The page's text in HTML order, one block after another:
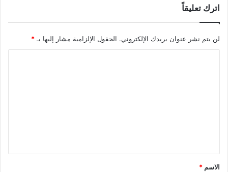
اترك تعليقاً
لن يتم نشر عنوان بريدك الإلكتروني. الحقول الإلزامية مشار إليها بـ*
*
الاسم *